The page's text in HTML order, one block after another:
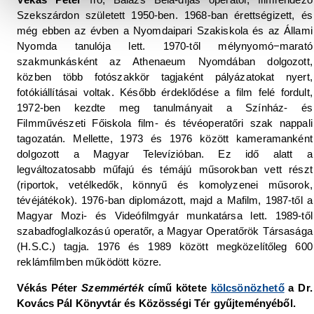
Szekszárdon született 1950-ben. 1968-ban érettségizett, és
még ebben az évben a Nyomdaipari Szakiskola és az Állami
Nyomda tanulója lett. 1970-től mélynyomó−marató
szakmunkásként az Athenaeum Nyomdában dolgozott,
közben több fotószakkör tagjaként pályázatokat nyert,
fotókiállításai voltak. Később érdeklődése a film felé fordult,
1972-ben kezdte meg tanulmányait a Színház- és
Filmművészeti Főiskola film- és tévéoperatőri szak nappali
tagozatán. Mellette, 1973 és 1976 között kameramanként
dolgozott a Magyar Televízióban. Ez idő alatt a
legváltozatosabb műfajú és témájú műsorokban vett részt
(riportok, vetélkedők, könnyű és komolyzenei műsorok,
tévéjátékok). 1976-ban diplomázott, majd a Mafilm, 1987-től a
Magyar Mozi- és Videófilmgyár munkatársa lett. 1989-től
szabadfoglalkozású operatőr, a Magyar Operatőrök Társasága
(H.S.C.) tagja. 1976 és 1989 között megközelítőleg 600
reklámfilmben működött közre.
Vékás PéterSzemmérték című kötete kölcsönözhetőa Dr.
Kovács Pál Könyvtár és Közösségi Tér gyűjteményéből.